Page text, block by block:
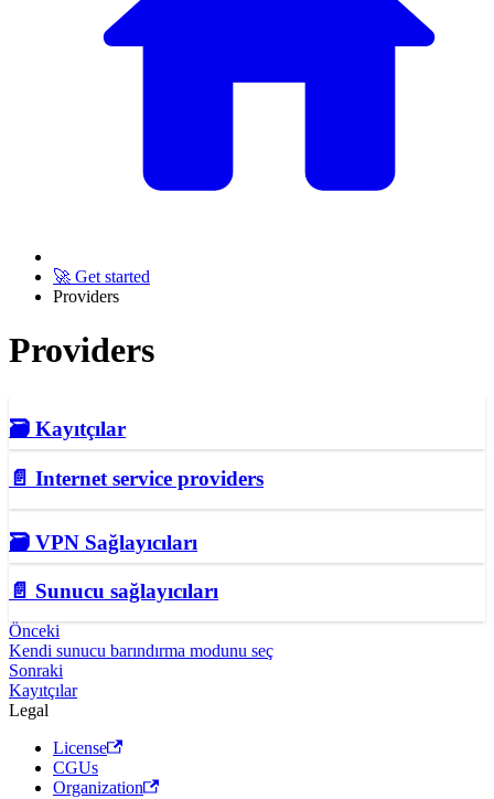
🚀 Get started
Providers
Providers
🗃️ Kayıtçılar
📄️ Internet service providers
🗃️ VPN Sağlayıcıları
📄️ Sunucu sağlayıcıları
Önceki
Kendi sunucu barındırma modunu seç
Sonraki
Kayıtçılar
Legal
License
CGUs
Organization